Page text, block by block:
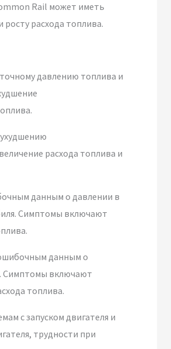
Rail может иметь
расхода топлива.
давлению топлива и
расхода топлива и
данным о давлении в
Симптомы включают
данным о
Симптомы включают
топлива.
с запуском двигателя и
трудности при